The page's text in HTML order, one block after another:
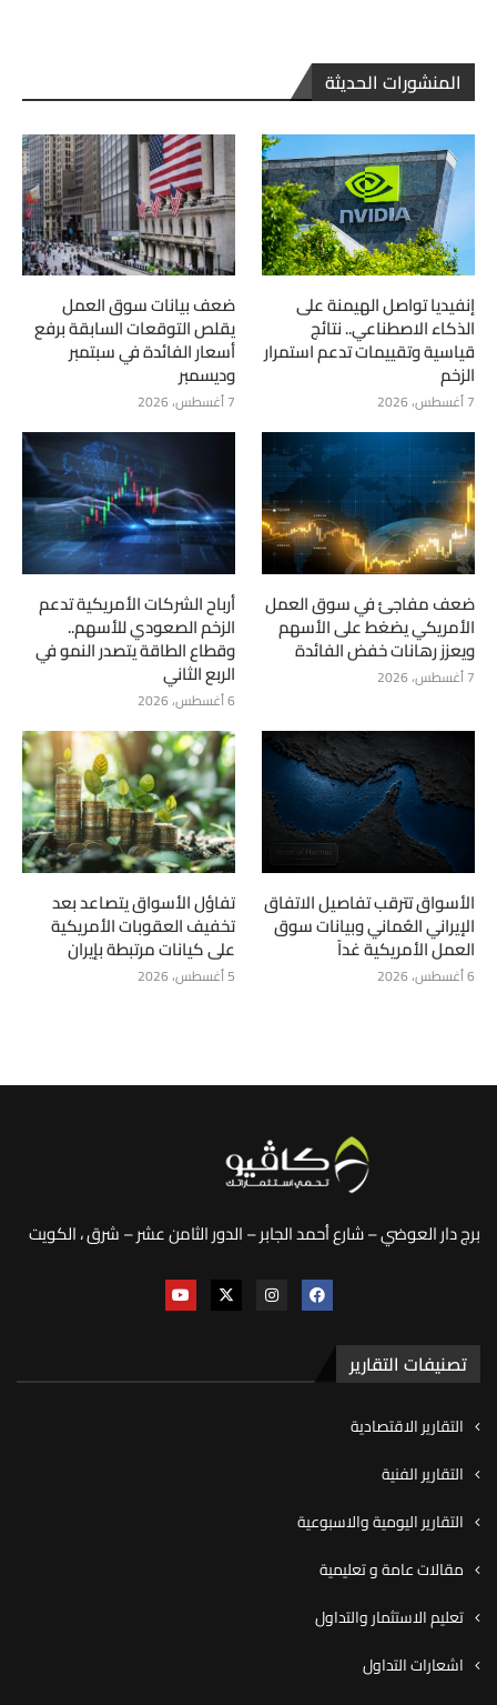
المنشورات الحديثة
إنفيديا تواصل الهيمنة على
الذكاء الاصطناعي.. نتائج
قياسية وتقييمات تدعم استمرار
الزخم
7 أغسطس، 2026
ضعف بيانات سوق العمل
يقلص التوقعات السابقة برفع
أسعار الفائدة في سبتمبر
وديسمبر
7 أغسطس، 2026
ضعف مفاجئ في سوق العمل
الأمريكي يضغط على الأسهم
ويعزز رهانات خفض الفائدة
7 أغسطس، 2026
أرباح الشركات الأمريكية تدعم
الزخم الصعودي للأسهم..
وقطاع الطاقة يتصدر النمو في
الربع الثاني
6 أغسطس، 2026
الأسواق تترقب تفاصيل الاتفاق
الإيراني العُماني وبيانات سوق
العمل الأمريكية غداً
6 أغسطس، 2026
تفاؤل الأسواق يتصاعد بعد
تخفيف العقوبات الأمريكية
على كيانات مرتبطة بإيران
5 أغسطس، 2026
برج دار العوضي – شارع أحمد الجابر – الدور الثامن عشر – شرق ، الكويت
تصنيفات التقارير
التقارير الاقتصادية
التقارير الفنية
التقارير اليومية والاسبوعية
مقالات عامة و تعليمية
تعليم الاستثمار والتداول
اشعارات التداول